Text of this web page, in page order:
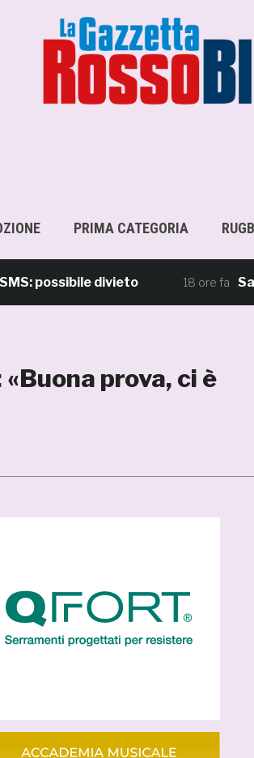
PRIMA CATEGORIA
divieto 18 ore fa Samb,
prova, ci è